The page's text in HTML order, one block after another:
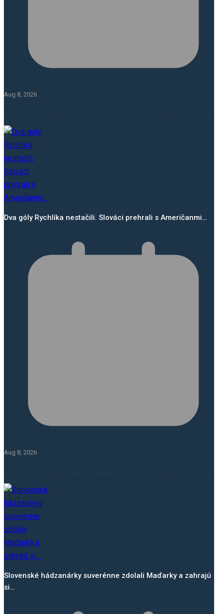
Aug 8, 2026
Dva góly Rychlíka nestačili. Slováci prehrali s Američanmi…
Aug 8, 2026
Slovenské hádzanárky suverénne zdolali Maďarky a zahrajú
si…